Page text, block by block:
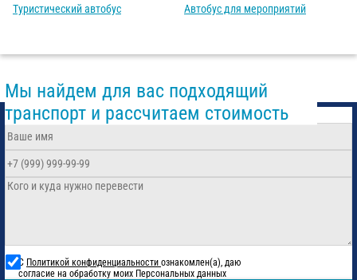
Туристический автобус
Автобус для мероприятий
Мы найдем для вас подходящий
транспорт и рассчитаем стоимость
С Политикой конфиденциальности ознакомлен(а), даю
согласие на обработку моих Персональных данных